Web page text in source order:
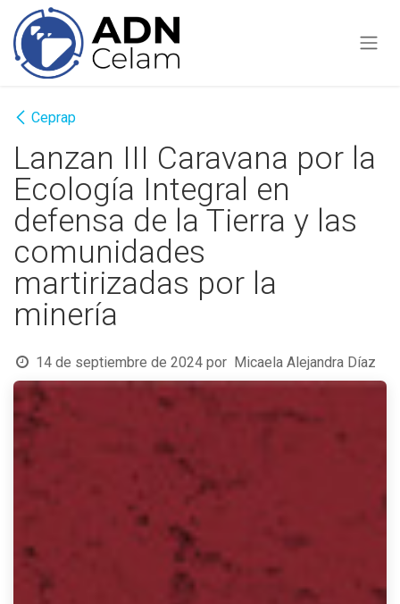
Ir al contenido
Ceprap
Lanzan III Caravana por la
Ecología Integral en
defensa de la Tierra y las
comunidades
martirizadas por la
minería
14 de septiembre de 2024 por Micaela Alejandra Díaz